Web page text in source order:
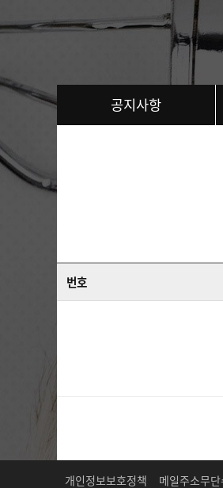
공지사항
번호
개인정보보호정책 메일주소무